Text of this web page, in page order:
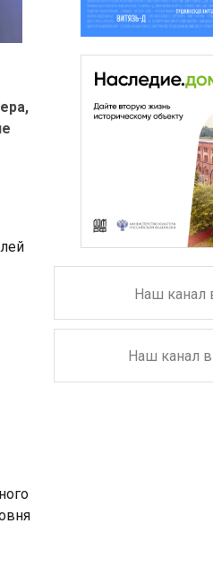
Наш канал
Наш канал в